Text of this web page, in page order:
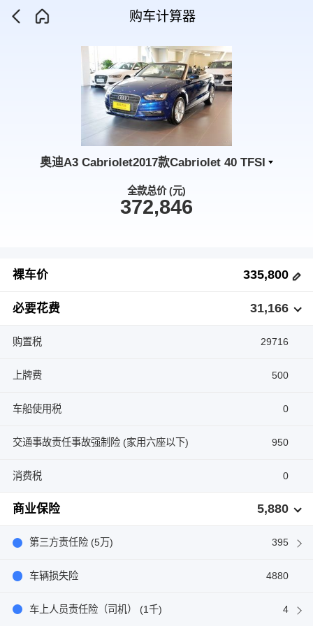
购车计算器
奥迪A3 Cabriolet2017款Cabriolet 40 TFSI
全款总价 (元)
372,846
裸车价 335,800
必要花费 31,166
购置税 29716
上牌费 500
车船使用税 0
交通事故责任事故强制险 (家用六座以下) 950
消费税 0
商业保险 5,880
第三方责任险 (5万) 395
车辆损失险 4880
车上人员责任险（司机） (1千) 4